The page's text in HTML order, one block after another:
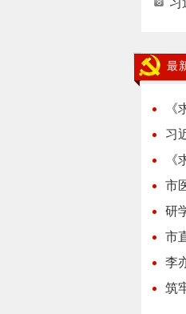
习
最
习
市
研
市
李
筑